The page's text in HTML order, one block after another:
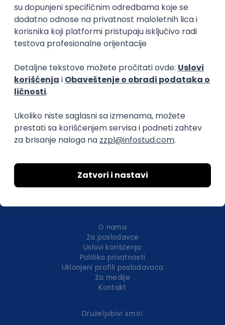
QA Engineer - Join Our Talent
Community in Serbia
IGT D&B d.o.o.
3.7
21.08.2026.
Jira QA Hardware Embedded Intermediate
transparentnost domaćeg IT tržišta rada i
efikasno spajamo kandidate i poslodavce.
O nama
Za poslodavce
Uslovi korišćenja
Politika privatnosti
Uklonjeni profili poslodavaca
Za medije
Kontakt
Druželjubivi smo!